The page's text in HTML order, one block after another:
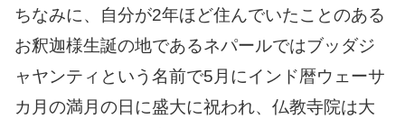
ちなみに、自分が2年ほど住んでいたことのある
お釈迦様生誕の地であるネパールではブッダジ
ャヤンティという名前で5月にインド暦ウェーサ
カ月の満月の日に盛大に祝われ、仏教寺院は大